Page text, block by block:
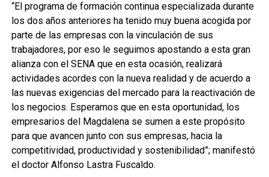
“El programa de formación continua especializada durante
los dos años anteriores ha tenido muy buena acogida por
parte de las empresas con la vinculación de sus
trabajadores, por eso le seguimos apostando a esta gran
alianza con el SENA que en esta ocasión, realizará
actividades acordes con la nueva realidad y de acuerdo a
las nuevas exigencias del mercado para la reactivación de
los negocios. Esperamos que en esta oportunidad, los
empresarios del Magdalena se sumen a este propósito
para que avancen junto con sus empresas, hacia la
competitividad, productividad y sostenibilidad”; manifestó
el doctor Alfonso Lastra Fuscaldo.